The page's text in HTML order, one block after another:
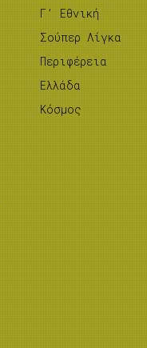
Γ’ Εθνική
Σούπερ Λίγκα
Περιφέρεια
Ελλάδα
Κόσμος